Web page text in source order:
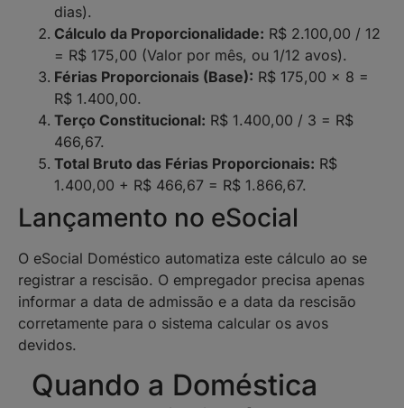
dias).
Cálculo da Proporcionalidade: R$ 2.100,00 / 12
= R$ 175,00 (Valor por mês, ou 1/12 avos).
Férias Proporcionais (Base): R$ 175,00 x 8 =
R$ 1.400,00.
Terço Constitucional: R$ 1.400,00 / 3 = R$
466,67.
Total Bruto das Férias Proporcionais: R$
1.400,00 + R$ 466,67 = R$ 1.866,67.
Lançamento no eSocial
O eSocial Doméstico automatiza este cálculo ao se
registrar a rescisão. O empregador precisa apenas
informar a data de admissão e a data da rescisão
corretamente para o sistema calcular os avos
devidos.
Quando a Doméstica